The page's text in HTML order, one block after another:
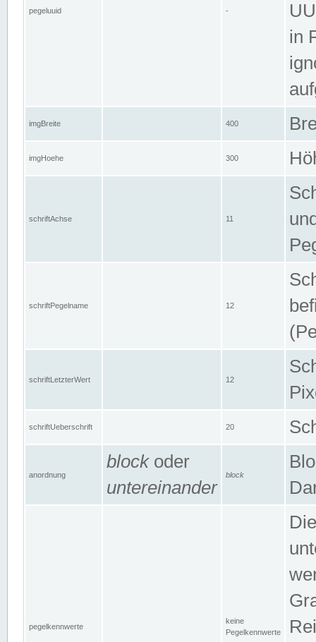
pegeluuid -
in
imgBreite 400
imgHoehe 300
schriftAchse 11
schriftPegelname 12
schriftLetzterWert 12
schriftUeberschrift 20
anordnung
blockoder
untereinander
block
pegelkennwerte
keine
Pegelkennwerte